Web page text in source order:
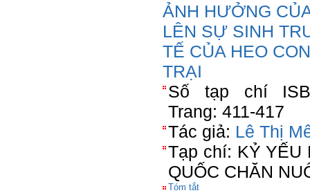
ẢNH HƯỞNG
LÊN SỰ SINH
TẾ CỦA HEO
TRẠI
Số tạp chí
Trang: 411-417
Tác giả: Lê Thị
Tạp chí: KỶ YẾU
QUỐC CHĂN
Tóm tắt